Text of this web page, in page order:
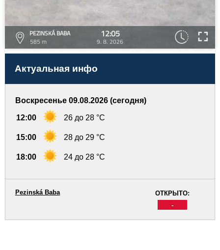
PEZINSKÁ BABA
585 m
12:05
9. 8. 2026
Актуальная инфо
Воскресенье 09.08.2026 (сегодня)
12:00 26 до 28 °C
15:00 28 до 29 °C
18:00 24 до 28 °C
ОТКРЫТО:
-
Pezinská Baba